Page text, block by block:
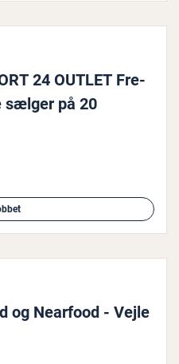
24 OUTLET Fre­
sælger på 20
og Nearfood - Vejle